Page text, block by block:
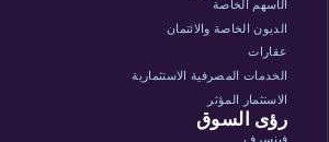
الأسهم الخاصة
الديون الخاصة والائتمان
عقارات
الخدمات المصرفية الاستثمارية
الاستثمار المؤثر
رؤى السوق